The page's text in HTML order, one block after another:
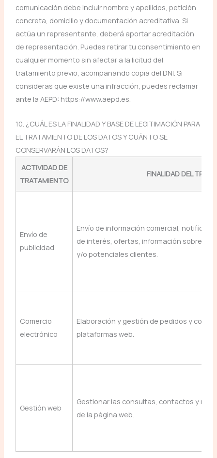
comunicación debe incluir nombre y apellidos, petición
concreta, domicilio y documentación acreditativa. Si
actúa un representante, deberá aportar acreditación
de representación. Puedes retirar tu consentimiento en
cualquier momento sin afectar a la licitud del
tratamiento previo, acompañando copia del DNI. Si
consideras que existe una infracción, puedes reclamar
ante la AEPD: https://www.aepd.es.
10. ¿CUÁL ES LA FINALIDAD Y BASE DE LEGITIMACIÓN PARA
EL TRATAMIENTO DE LOS DATOS Y CUÁNTO SE
CONSERVARÁN LOS DATOS?
ACTIVIDAD DE
TRATAMIENTO
FINALIDAD DEL
Envío de
publicidad
Envío de información comercial,
de interés, ofertas, información sobre
y/o potenciales clientes.
Comercio
electrónico
Elaboración y gestión de pedidos y
plataformas web.
Gestión web
Gestionar las consultas, contactos y
de la página web.